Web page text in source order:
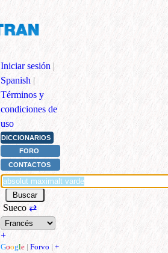
Iniciar sesión |
Spanish |
Términos y
condiciones de
uso
DICCIONARIOS
FORO
CONTACTOS
Sueco ⇄
+
Google | Forvo | +